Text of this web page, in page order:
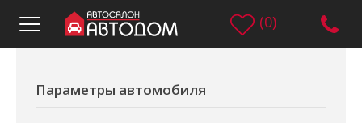
(0)
Параметры автомобиля